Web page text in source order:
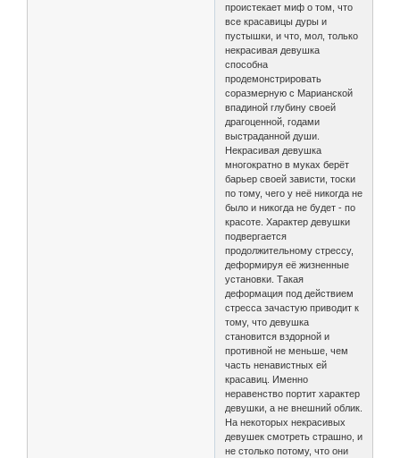
проистекает миф о том, что
все красавицы дуры и
пустышки, и что, мол, только
некрасивая девушка
способна
продемонстрировать
соразмерную с Марианской
впадиной глубину своей
драгоценной, годами
выстраданной души.
Некрасивая девушка
многократно в муках берёт
барьер своей зависти, тоски
по тому, чего у неё никогда не
было и никогда не будет - по
красоте. Характер девушки
подвергается
продолжительному стрессу,
деформируя её жизненные
установки. Такая
деформация под действием
стресса зачастую приводит к
тому, что девушка
становится вздорной и
противной не меньше, чем
часть ненавистных ей
красавиц. Именно
неравенство портит характер
девушки, а не внешний облик.
На некоторых некрасивых
девушек смотреть страшно, и
не столько потому, что они